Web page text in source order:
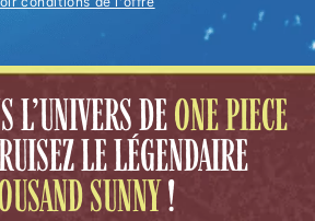
L’UNIVERSDEONE PIECE
LELÉGENDAIRE
SUNNY!